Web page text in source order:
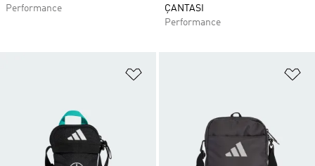
Performance
ÇANTASI
Performance